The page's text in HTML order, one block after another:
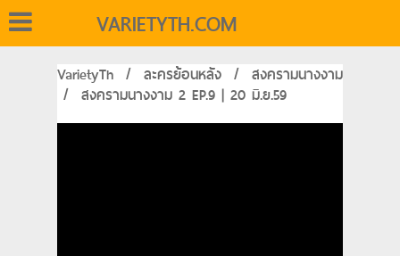
VARIETYTH.COM
VarietyTh / ละครย้อนหลัง / สงครามนางงาม
/ สงครามนางงาม 2 EP.9 | 20 มิ.ย.59